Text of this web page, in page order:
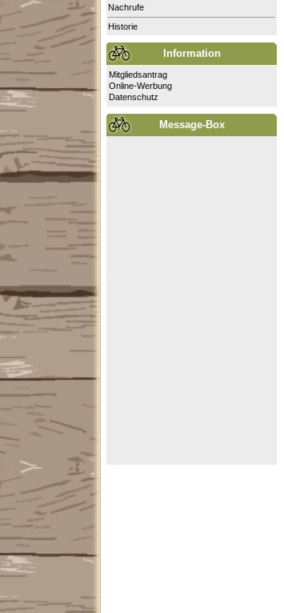
Nachrufe
Historie
Information
Mitgliedsantrag
Online-Werbung
Datenschutz
Message-Box